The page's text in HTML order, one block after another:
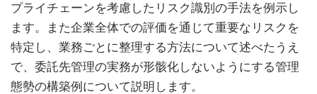
プライチェーンを考慮したリスク識別の手法を例示し
ます。また企業全体での評価を通じて重要なリスクを
特定し、業務ごとに整理する方法について述べたうえ
で、委託先管理の実務が形骸化しないようにする管理
態勢の構築例について説明します。